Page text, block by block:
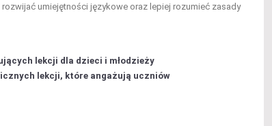
umiejętności językowe oraz lepiej rozumieć zasady
lekcji dla dzieci i młodzieży
lekcji, które angażują uczniów